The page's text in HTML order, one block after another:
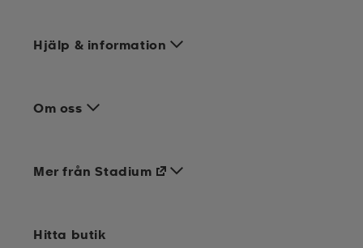
Hjälp & information
Om oss
Mer från Stadium
Hitta butik